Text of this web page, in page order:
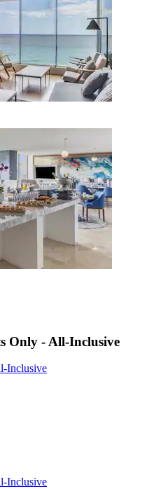
Only - All-Inclusive
Inclusive
Inclusive